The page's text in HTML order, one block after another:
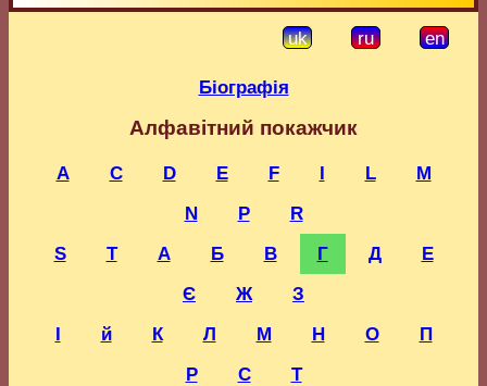
uk ru en
Біографія
Алфавітний покажчик
A C D E F I L
M
N
P
R
S
T А Б В Г Д
Е
Є
Ж
З
І
й К Л М Н О
П
Р
С
Т